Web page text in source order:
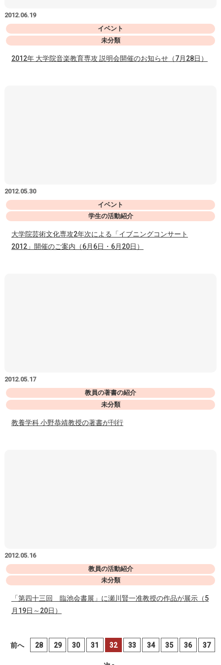
2012.06.19
イベント
未分類
2012年 大学院音楽教育専攻 説明会開催のお知らせ（7月28日）
2012.05.30
イベント
学生の活動紹介
大学院芸術文化専攻2年次による「イブニングコンサート
2012」開催のご案内（6月6日・6月20日）
2012.05.17
教員の著書の紹介
未分類
教養学科 小野恭靖教授の著書が刊行
2012.05.16
教員の活動紹介
未分類
「第四十三回 臨池会書展」に瀬川賢一准教授の作品が展示（5
月19日～20日）
前へ 28 29 30 31 32 33 34 35 36 37